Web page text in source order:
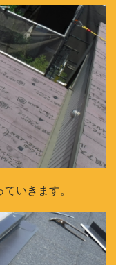
いきます。